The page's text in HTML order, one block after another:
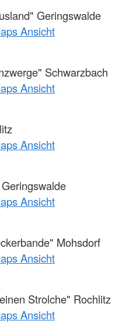
Geringswalde
Ansicht
Schwarzbach
Ansicht
Ansicht
Ansicht
Mohsdorf
Ansicht
Strolche" Rochlitz
Ansicht